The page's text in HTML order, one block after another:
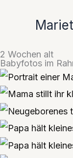
2 Wochen alt
Babyfotos im